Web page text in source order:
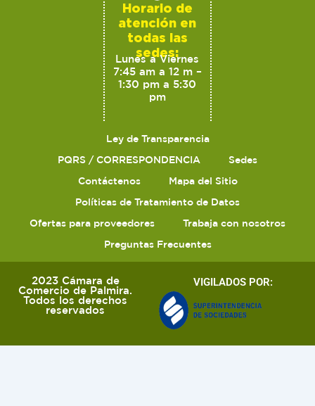
Horario de
atención en
todas las
sedes:
Lunes a Viernes
7:45 am a 12 m –
1:30 pm a 5:30
pm
Ley de Transparencia
PQRS / CORRESPONDENCIA
Sedes
Contáctenos
Mapa del Sitio
Políticas de Tratamiento de Datos
Ofertas para proveedores
Trabaja con nosotros
Preguntas Frecuentes
2023 Cámara de
Comercio de Palmira.
Todos los derechos
reservados
VIGILADOS POR: